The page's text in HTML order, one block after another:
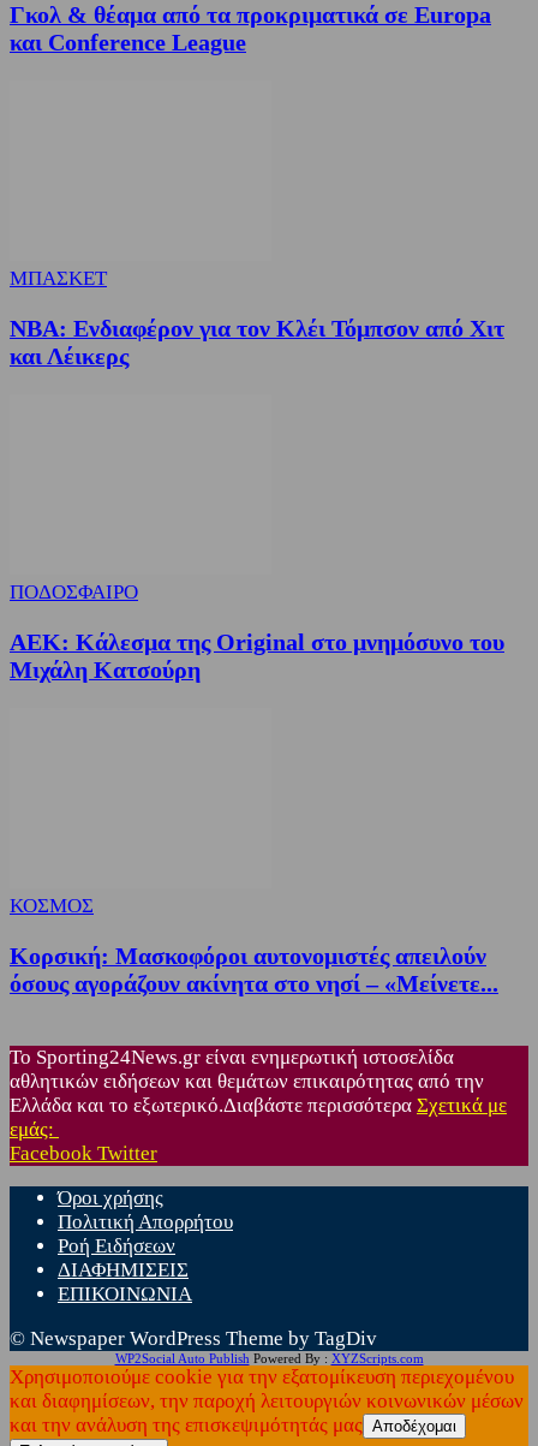
Γκολ & θέαμα από τα προκριματικά σε Europa
και Conference League
ΜΠΑΣΚΕΤ
NBA: Ενδιαφέρον για τον Κλέι Τόμπσον από Χιτ
και Λέικερς
ΠΟΔΟΣΦΑΙΡΟ
ΑΕΚ: Κάλεσμα της Original στο μνημόσυνο του
Μιχάλη Κατσούρη
ΚΟΣΜΟΣ
Κορσική: Μασκοφόροι αυτονομιστές απειλούν
όσους αγοράζουν ακίνητα στο νησί – «Μείνετε...
Το Sporting24News.gr είναι ενημερωτική ιστοσελίδα
αθλητικών ειδήσεων και θεμάτων επικαιρότητας από την
Ελλάδα και το εξωτερικό.Διαβάστε περισσότερα Σχετικά με
εμάς:
Facebook Twitter
Όροι χρήσης
Πολιτική Απορρήτου
Ροή Ειδήσεων
ΔΙΑΦΗΜΙΣΕΙΣ
ΕΠΙΚΟΙΝΩΝΙΑ
© Newspaper WordPress Theme by TagDiv
WP2Social Auto Publish Powered By : XYZScripts.com
Χρησιμοποιούμε cookie για την εξατομίκευση περιεχομένου
και διαφημίσεων, την παροχή λειτουργιών κοινωνικών μέσων
και την ανάλυση της επισκεψιμότητάς μας Αποδέχομαι